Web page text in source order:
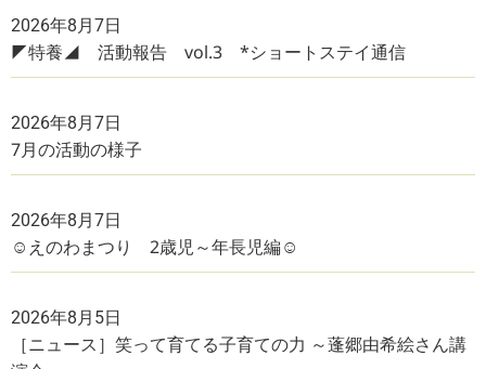
2026年8月7日
◤特養◢ 活動報告 vol.3 *ショートステイ通信
2026年8月7日
7月の活動の様子
2026年8月7日
☺えのわまつり 2歳児～年長児編☺
2026年8月5日
［ニュース］笑って育てる子育ての力 ～蓬郷由希絵さん講